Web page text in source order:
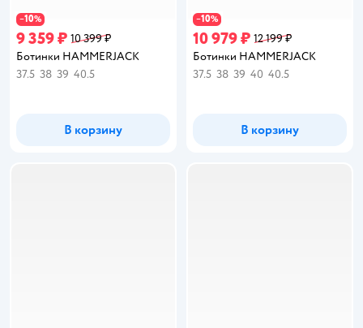
−10%
9 359 ₽ 10 399 ₽
Ботинки HAMMERJACK
37.5 38 39 40.5
В корзину
−10%
10 979 ₽ 12 199 ₽
Ботинки HAMMERJACK
37.5 38 39 40 40.5
В корзину